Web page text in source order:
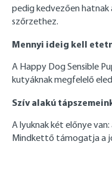
pedig kedvezően hatnak
szőrzethez.
Mennyi ideig kell
A Happy Dog Sensible
kutyáknak megfelelő
Szív alakú
A lyuknak két előnye
Mindkettő támogatja a